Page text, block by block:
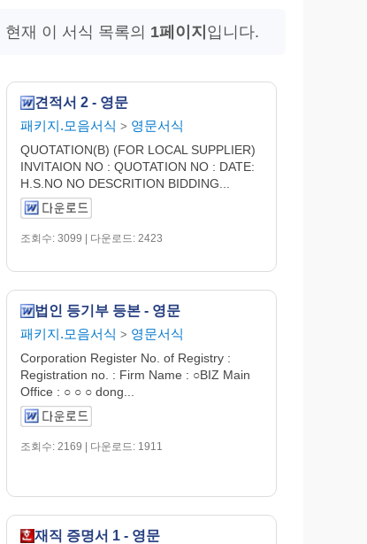
재 이 서식 목록의 1페이지 입니다.
견적서 2 - 영문
패키지.모음서식 > 영문서식
QUOTATION(B) (FOR LOCAL SUPPLIER)
INVITAION NO : QUOTATION NO : DATE:
H.S.NO NO DESCRITION BIDDING...
조회수: 3099 | 다운로드: 2423
법인 등기부 등본 - 영문
패키지.모음서식 > 영문서식
Corporation Register No. of Registry :
Registration no. : Firm Name : ○BIZ Main
Office : ○ ○ ○ dong...
조회수: 2169 | 다운로드: 1911
재직 증명서 1 - 영문